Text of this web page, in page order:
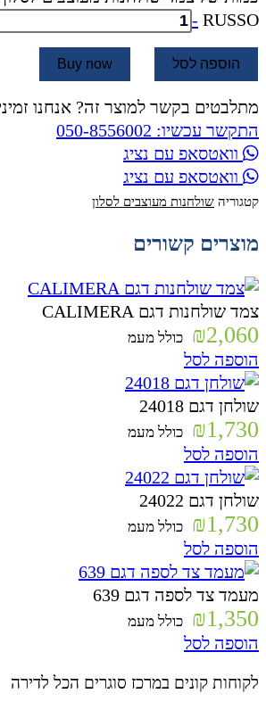
RUSSO
-
הוספה לסל Buy now
מתלבטים בקשר למוצר זה? אנחנו
התקשר עכשיו: 050-8556002
וואטסאפ עם נציג
וואטסאפ עם נציג
קטגוריה שולחנות מעוצבים לסלון
מוצרים קשורים
צמד שולחנות דגם CALIMERA
₪2,060 כולל מעמ
הוספה לסל
שולחן דגם 24018
₪1,730 כולל מעמ
הוספה לסל
שולחן דגם 24022
₪1,730 כולל מעמ
הוספה לסל
מעמד צד לספה דגם 639
₪1,350 כולל מעמ
הוספה לסל
לקוחות קונים במרכז סוגרים הכל לדירה